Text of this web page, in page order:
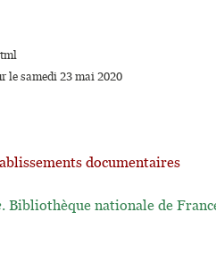
le samedi 23 mai 2020
documentaires
. Bibliothèque nationale de